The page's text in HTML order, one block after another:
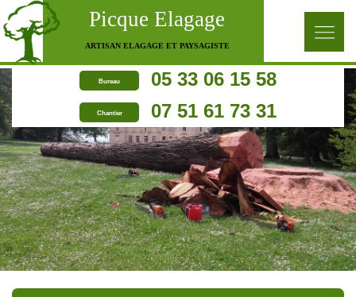
Picque Elagage
ARTISAN ELAGAGE ET PAYSAGISTE
Bureau 05 33 06 15 58
Chantier 07 51 61 73 31